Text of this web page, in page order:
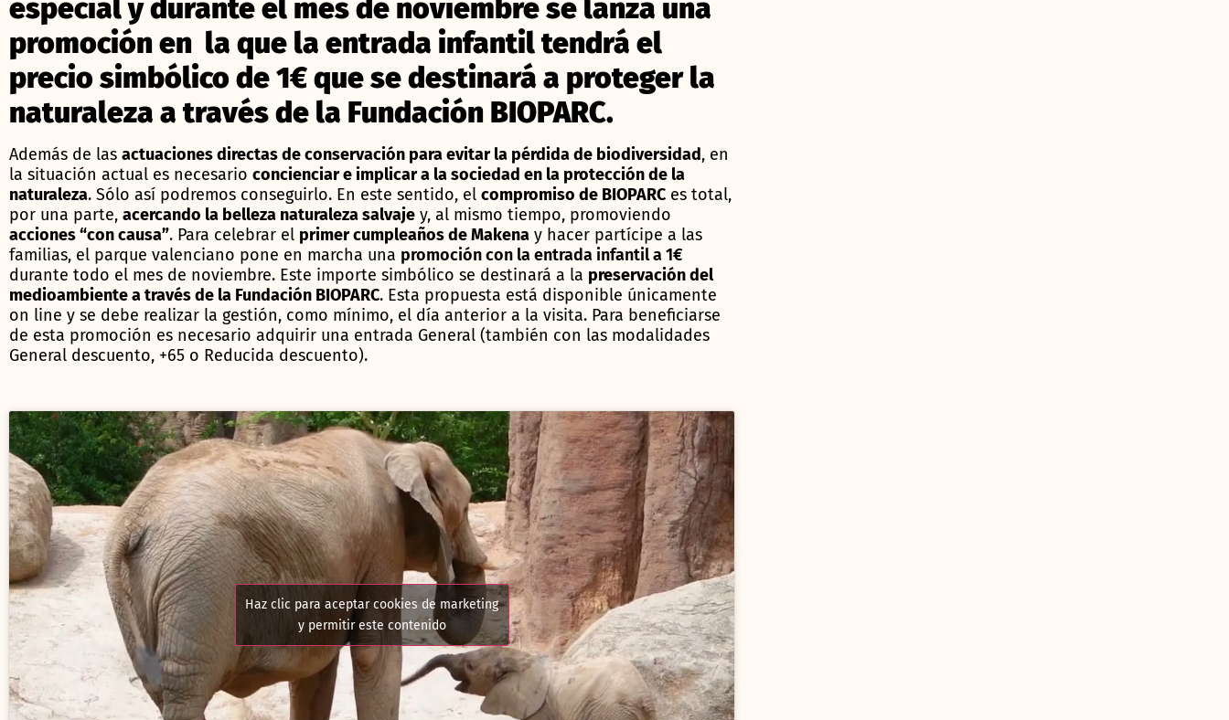
especial y durante el mes de noviembre se lanza una
promoción en la que la entrada infantil tendrá el
precio simbólico de 1€ que se destinará a proteger la
naturaleza a través de la Fundación BIOPARC.
Además de las actuaciones directas de conservación para evitar la pérdida de biodiversidad, en
la situación actual es necesario concienciar e implicar a la sociedad en la protección de la
naturaleza. Sólo así podremos conseguirlo. En este sentido, el compromiso de BIOPARC es total,
por una parte, acercando la belleza naturaleza salvaje y, al mismo tiempo, promoviendo
acciones “con causa”. Para celebrar el primer cumpleaños de Makena y hacer partícipe a las
familias, el parque valenciano pone en marcha una promoción con la entrada infantil a 1€
durante todo el mes de noviembre. Este importe simbólico se destinará a la preservación del
medioambiente a través de la Fundación BIOPARC. Esta propuesta está disponible únicamente
on line y se debe realizar la gestión, como mínimo, el día anterior a la visita. Para beneficiarse
de esta promoción es necesario adquirir una entrada General (también con las modalidades
General descuento, +65 o Reducida descuento).
Haz clic para aceptar cookies de marketing
y permitir este contenido